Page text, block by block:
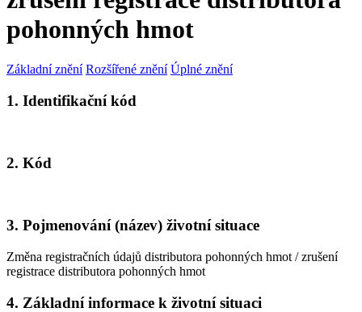
pohonných hmot
Základní znění Rozšířené znění Úplné znění
1. Identifikační kód
2. Kód
3. Pojmenování (název) životní situace
Změna registračních údajů distributora pohonných hmot / zrušení
registrace distributora pohonných hmot
4. Základní informace k životní situaci